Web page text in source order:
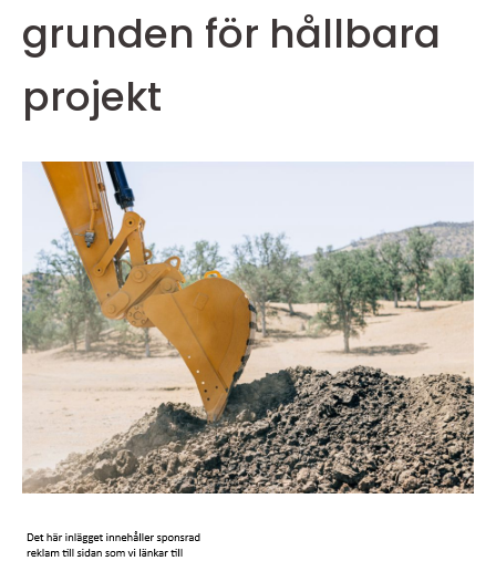
grunden för hållbara
projekt